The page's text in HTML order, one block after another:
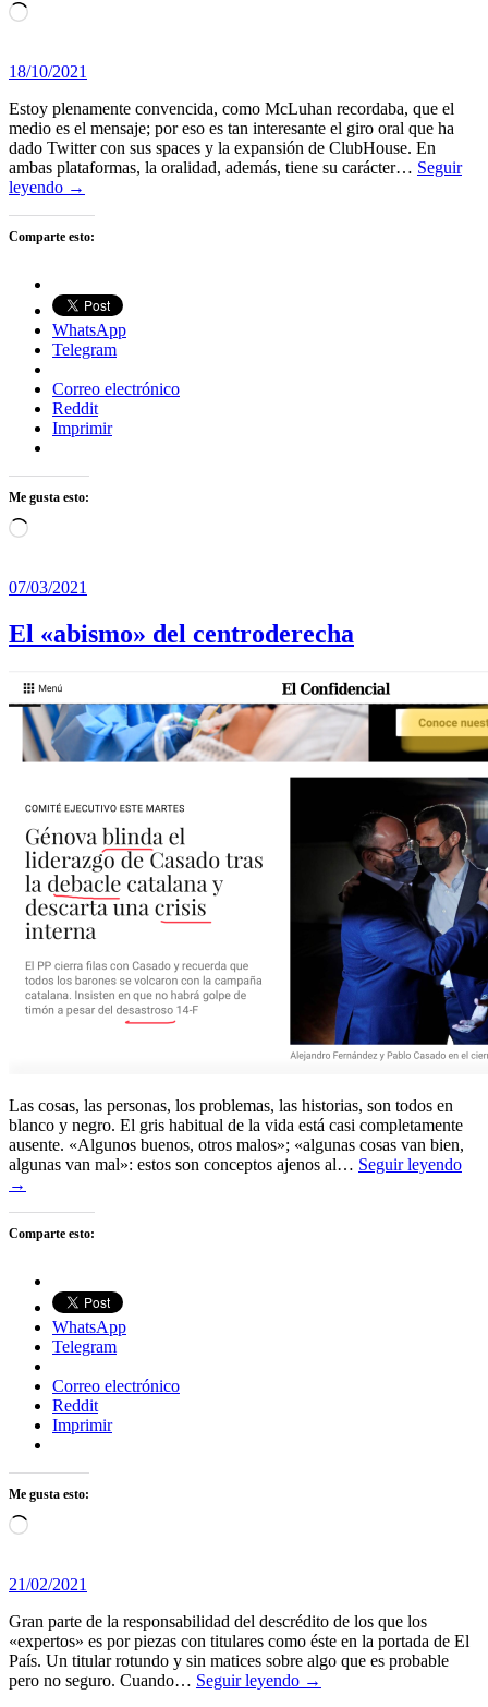
Cargando...
18/10/2021
Estoy plenamente convencida, como McLuhan recordaba, que el
medio es el mensaje; por eso es tan interesante el giro oral que ha
dado Twitter con sus spaces y la expansión de ClubHouse. En
ambas plataformas, la oralidad, además, tiene su carácter… Seguir
leyendo →
Comparte esto:
WhatsApp
Telegram
Correo electrónico
Reddit
Imprimir
Me gusta esto:
Cargando...
07/03/2021
El «abismo» del centroderecha
Las cosas, las personas, los problemas, las historias, son todos en
blanco y negro. El gris habitual de la vida está casi completamente
ausente. «Algunos buenos, otros malos»; «algunas cosas van bien,
algunas van mal»: estos son conceptos ajenos al… Seguir leyendo
→
Comparte esto:
WhatsApp
Telegram
Correo electrónico
Reddit
Imprimir
Me gusta esto:
Cargando...
21/02/2021
Gran parte de la responsabilidad del descrédito de los que los
«expertos» es por piezas con titulares como éste en la portada de El
País. Un titular rotundo y sin matices sobre algo que es probable
pero no seguro. Cuando… Seguir leyendo →